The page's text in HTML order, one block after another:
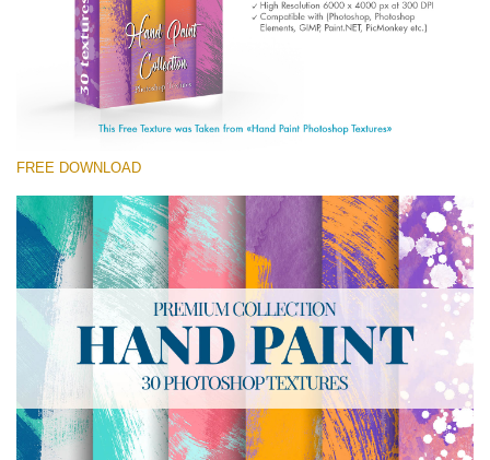
(30 Textures)
Large 6000*4000px
Entire Collection
Скачать Бесплатно
FREE DOWNLOAD